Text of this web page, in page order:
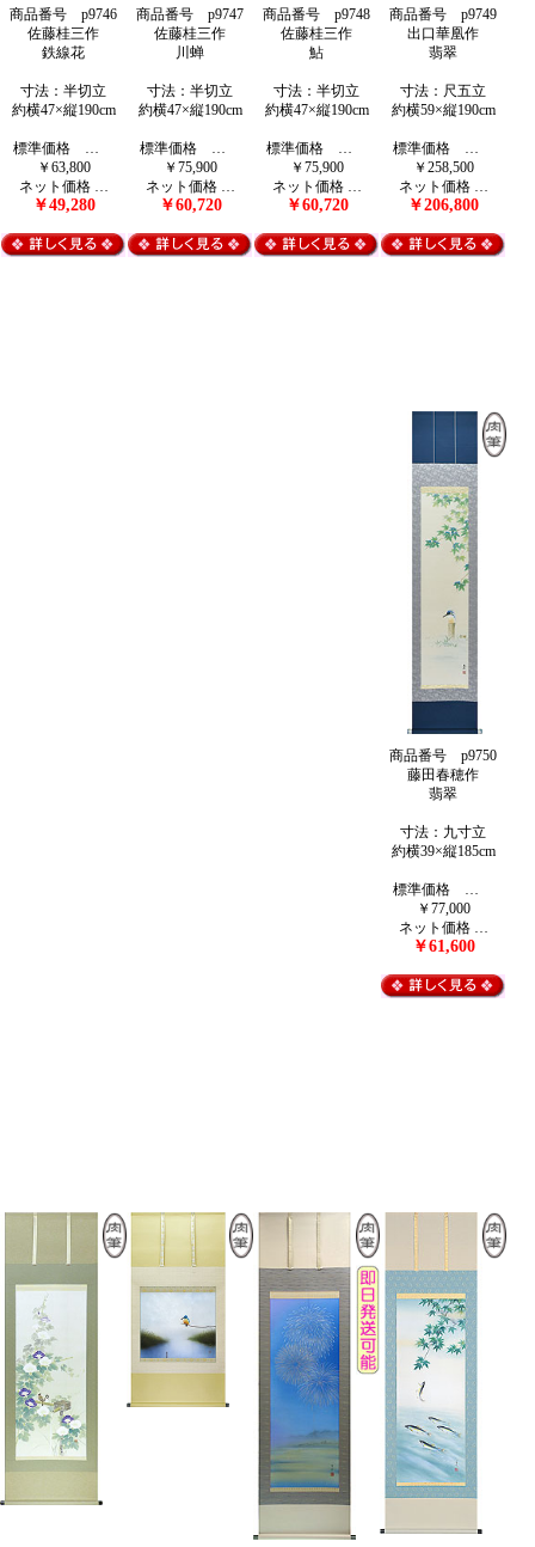
商品番号 p9746
佐藤桂三作
鉄線花
寸法：半切立
約横47×縦190cm
標準価格 …
￥63,800
ネット価格 …
￥49,280
商品番号 p9747
佐藤桂三作
川蝉
寸法：半切立
約横47×縦190cm
標準価格 …
￥75,900
ネット価格 …
￥60,720
商品番号 p9748
佐藤桂三作
鮎
寸法：半切立
約横47×縦190cm
標準価格 …
￥75,900
ネット価格 …
￥60,720
商品番号 p9749
出口華凰作
翡翠
寸法：尺五立
約横59×縦190cm
標準価格 …
￥258,500
ネット価格 …
￥206,800
商品番号 p9750
藤田春穂作
翡翠
寸法：九寸立
約横39×縦185cm
標準価格 …
￥77,000
ネット価格 …
￥61,600